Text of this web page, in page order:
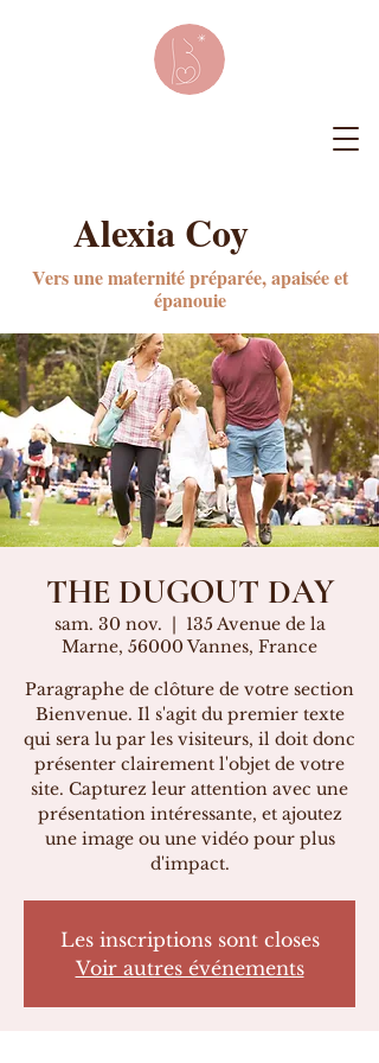
Vers une maternité préparée, apaisée et
épanouie
Alexia Coy
THE DUGOUT DAY
sam. 30 nov.
  |
135 Avenue de la
Marne, 56000 Vannes, France
Paragraphe de clôture de votre section
Bienvenue. Il s'agit du premier texte
qui sera lu par les visiteurs, il doit donc
présenter clairement l'objet de votre
site. Capturez leur attention avec une
présentation intéressante, et ajoutez
une image ou une vidéo pour plus
d'impact.
Les inscriptions sont closes
Voir autres événements